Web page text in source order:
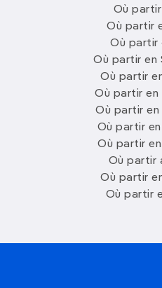
Où partir
Où partir
Où partir
Où partir en
Où partir
Où partir
Où partir
Où partir
Où partir
Où partir
Où partir
Où partir